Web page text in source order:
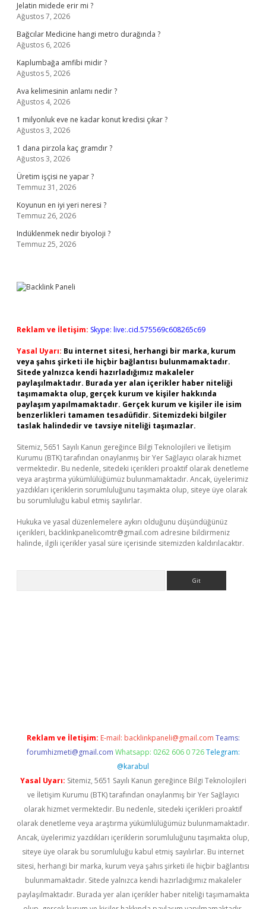
Jelatin midede erir mi ?
Ağustos 7, 2026
Bağcılar Medicine hangi metro durağında ?
Ağustos 6, 2026
Kaplumbağa amfibi midir ?
Ağustos 5, 2026
Ava kelimesinin anlamı nedir ?
Ağustos 4, 2026
1 milyonluk eve ne kadar konut kredisi çıkar ?
Ağustos 3, 2026
1 dana pirzola kaç gramdır ?
Ağustos 3, 2026
Üretim işçisi ne yapar ?
Temmuz 31, 2026
Koyunun en iyi yeri neresi ?
Temmuz 26, 2026
Indüklenmek nedir biyoloji ?
Temmuz 25, 2026
Reklam ve İletişim: Skype: live:.cid.575569c608265c69
Yasal Uyarı: Bu internet sitesi, herhangi bir marka, kurum
veya şahıs şirketi ile hiçbir bağlantısı bulunmamaktadır.
Sitede yalnızca kendi hazırladığımız makaleler
paylaşılmaktadır. Burada yer alan içerikler haber niteliği
taşımamakta olup, gerçek kurum ve kişiler hakkında
paylaşım yapılmamaktadır. Gerçek kurum ve kişiler ile isim
benzerlikleri tamamen tesadüfidir. Sitemizdeki bilgiler
taslak halindedir ve tavsiye niteliği taşımazlar.
Sitemiz, 5651 Sayılı Kanun gereğince Bilgi Teknolojileri ve İletişim
Kurumu (BTK) tarafından onaylanmış bir Yer Sağlayıcı olarak hizmet
vermektedir. Bu nedenle, sitedeki içerikleri proaktif olarak denetleme
veya araştırma yükümlülüğümüz bulunmamaktadır. Ancak, üyelerimiz
yazdıkları içeriklerin sorumluluğunu taşımakta olup, siteye üye olarak
bu sorumluluğu kabul etmiş sayılırlar.
Hukuka ve yasal düzenlemelere aykırı olduğunu düşündüğünüz
içerikleri, backlinkpanelicomtr@gmail.com adresine bildirmeniz
halinde, ilgili içerikler yasal süre içerisinde sitemizden kaldırılacaktır.
Reklam ve İletişim: E-mail: backlinkpaneli@gmail.com Teams:
forumhizmeti@gmail.com Whatsapp: 0262 606 0 726 Telegram:
@karabul
Yasal Uyarı: Sitemiz, 5651 Sayılı Kanun gereğince Bilgi Teknolojileri
ve İletişim Kurumu (BTK) tarafından onaylanmış bir Yer Sağlayıcı
olarak hizmet vermektedir. Bu nedenle, sitedeki içerikleri proaktif
olarak denetleme veya araştırma yükümlülüğümüz bulunmamaktadır.
Ancak, üyelerimiz yazdıkları içeriklerin sorumluluğunu taşımakta olup,
siteye üye olarak bu sorumluluğu kabul etmiş sayılırlar. Bu internet
sitesi, herhangi bir marka, kurum veya şahıs şirketi ile hiçbir bağlantısı
bulunmamaktadır. Sitede yalnızca kendi hazırladığımız makaleler
paylaşılmaktadır. Burada yer alan içerikler haber niteliği taşımamakta